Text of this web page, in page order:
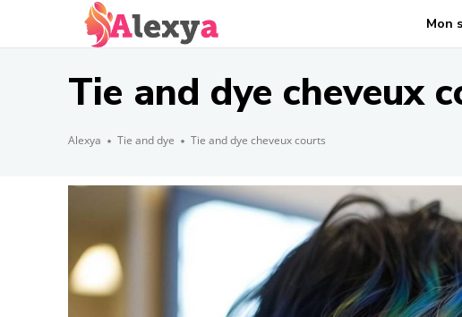
Mon
Tie and dye cheveux
Alexya Tie and dye Tie and dye cheveux courts